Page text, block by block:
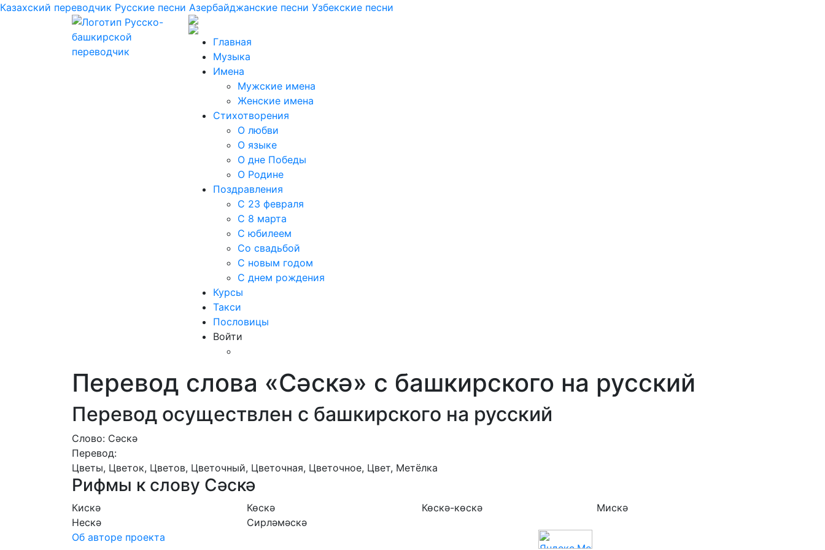
Казахский переводчик Русские песни Азербайджанские песни Узбекские песни
Главная
Музыка
Имена
Мужские имена
Женские имена
Стихотворения
О любви
О языке
О дне Победы
О Родине
Поздравления
С 23 февраля
С 8 марта
С юбилеем
Со свадьбой
С новым годом
С днем рождения
Курсы
Такси
Пословицы
Войти
Перевод слова «Сәскә» с башкирского на русский
Перевод осуществлен с башкирского на русский
Слово: Сәскә
Перевод:
Цветы, Цветок, Цветов, Цветочный, Цветочная, Цветочное, Цвет, Метёлка
Рифмы к слову Сәскә
Кискә Көскә Көскә-көскә
Мискә
Нескә
Сирләмәскә
Об авторе проекта